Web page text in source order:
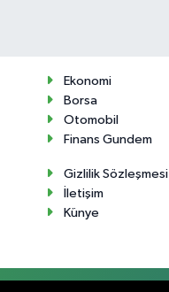
Ekonomi
Borsa
Otomobil
Finans Gundem
Gizlilik Sözleşmesi
İletişim
Künye